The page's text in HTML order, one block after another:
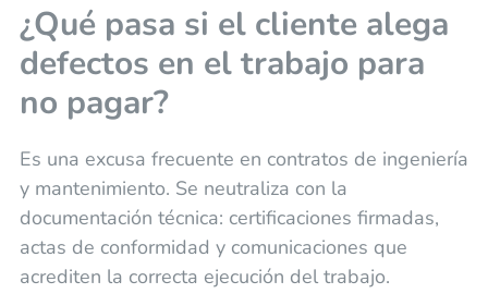
¿Qué pasa si el cliente alega
defectos en el trabajo para
no pagar?
Es una excusa frecuente en contratos de ingeniería
y mantenimiento. Se neutraliza con la
documentación técnica: certificaciones firmadas,
actas de conformidad y comunicaciones que
acrediten la correcta ejecución del trabajo.